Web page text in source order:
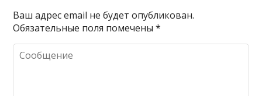
Ваш адрес email не будет опубликован.
Обязательные поля помечены*